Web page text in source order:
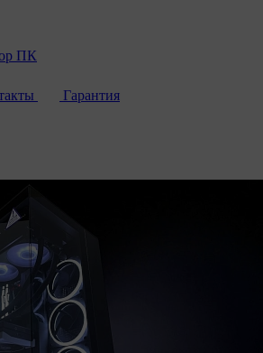
ПК
Гарантия